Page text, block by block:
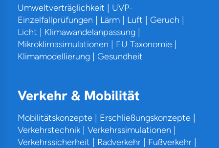
Umweltverträglichkeit | UVP-
Einzelfallprüfungen | Lärm | Luft | Geruch |
Licht | Klimawandelanpassung |
Mikroklimasimulationen | EU Taxonomie |
Klimamodellierung | Gesundheit
Verkehr & Mobilität
Mobilitätskonzepte | Erschließungskonzepte |
Verkehrstechnik | Verkehrssimulationen |
Verkehrssicherheit | Radverkehr | Fußverkehr |